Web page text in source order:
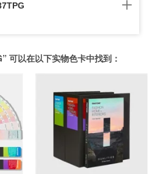
可以在以下实物色卡中找到：